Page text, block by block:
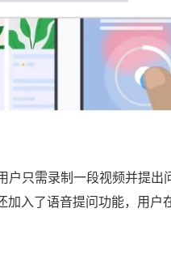
户只需录制一段视频并提
入了语音提问功能，用户